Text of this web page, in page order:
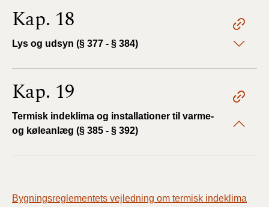
Kap. 18
Lys og udsyn (§ 377 - § 384)
Kap. 19
Termisk indeklima og installationer til varme-
og køleanlæg (§ 385 - § 392)
Bygningsreglementets vejledning om termisk indeklima